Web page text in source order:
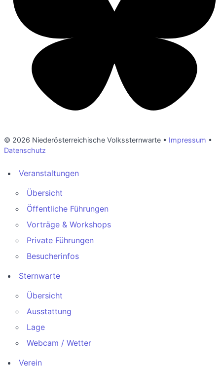
© 2026 Niederösterreichische Volkssternwarte • Impressum •
Datenschutz
Veranstaltungen
Übersicht
Öffentliche Führungen
Vorträge & Workshops
Private Führungen
Besucherinfos
Sternwarte
Übersicht
Ausstattung
Lage
Webcam / Wetter
Verein